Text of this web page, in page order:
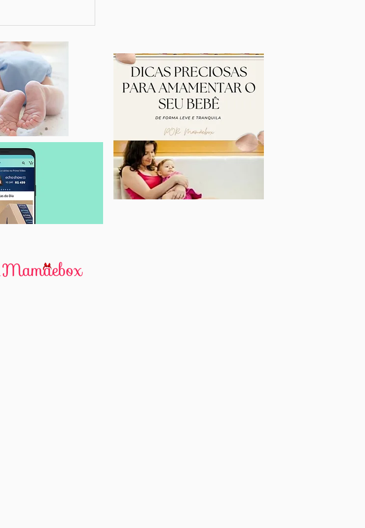
algumas dicas
aproveitarem
as crianças de